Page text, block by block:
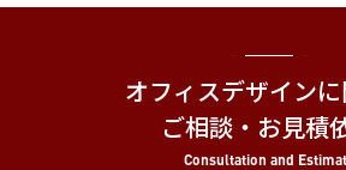
オフィスデザイン
ご相談・お見積
Consultation and